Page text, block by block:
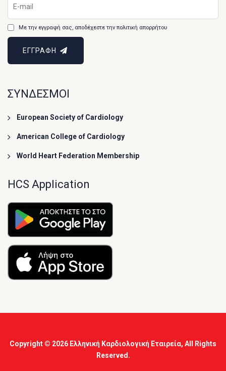
Με την εγγραφή σας, αποδέχεστε την πολιτική απορρήτου
ΕΓΓΡΑΦΗ
ΣΥΝΔΕΣΜΟΙ
European Society of Cardiology
American College of Cardiology
World Heart Federation Membership
HCS Application
Copyright © 2026 Ελληνική Καρδιολογική Εταιρεία, All Rights
Reserved.